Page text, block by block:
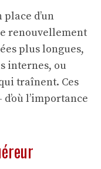
d’un
renouvellement
plus longues,
internes, ou
traînent. Ces
l’importance